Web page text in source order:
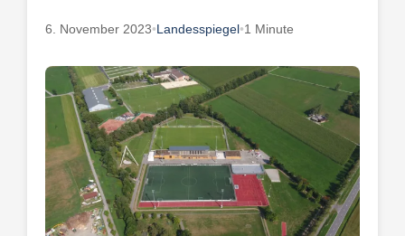
6. November 2023•Landesspiegel•1 Minute